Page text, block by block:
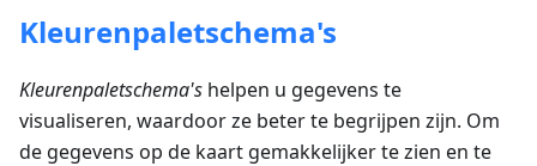
Kleurenpaletschema's
Kleurenpaletschema's helpen u gegevens te
visualiseren, waardoor ze beter te begrijpen zijn. Om
de gegevens op de kaart gemakkelijker te zien en te